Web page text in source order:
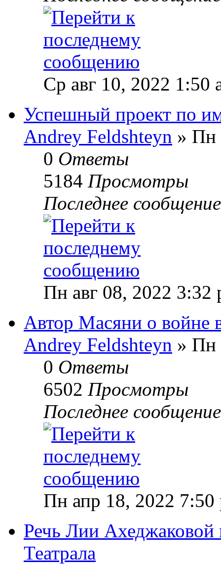
Ср авг 10, 2022 1:50
Успешный проект по
Andrey Feldshteyn » Пн
0 Ответы
5184 Просмотры
Последнее
Пн авг 08, 2022 3:32
Автор Масяни о войне
Andrey Feldshteyn » Пн
0 Ответы
6502 Просмотры
Последнее
Пн апр 18, 2022 7:50
Речь Лии Ахеджаковой
Театрала